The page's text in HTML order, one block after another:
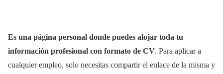
Es una página personal donde puedes alojar toda tu
información profesional con formato de CV. Para aplicar a
cualquier empleo, solo necesitas compartir el enlace de la misma y